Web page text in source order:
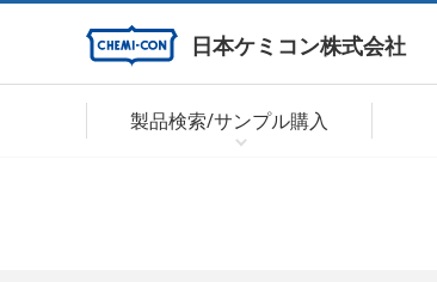
日本ケミコン株式会社
製品検索/サンプル購入